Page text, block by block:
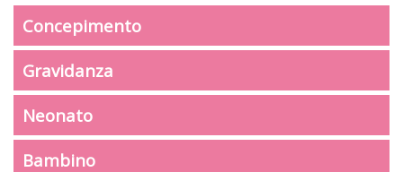
Concepimento
Gravidanza
Neonato
Bambino